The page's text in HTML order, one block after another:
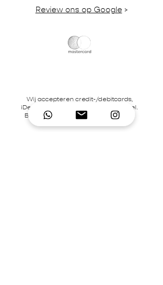
Review ons op Google >
Wij accepteren credit-/debitcards,
iDeal en pinbetalingen in onze winkel.
BTW-nummer NL866242867B01 | KvK-